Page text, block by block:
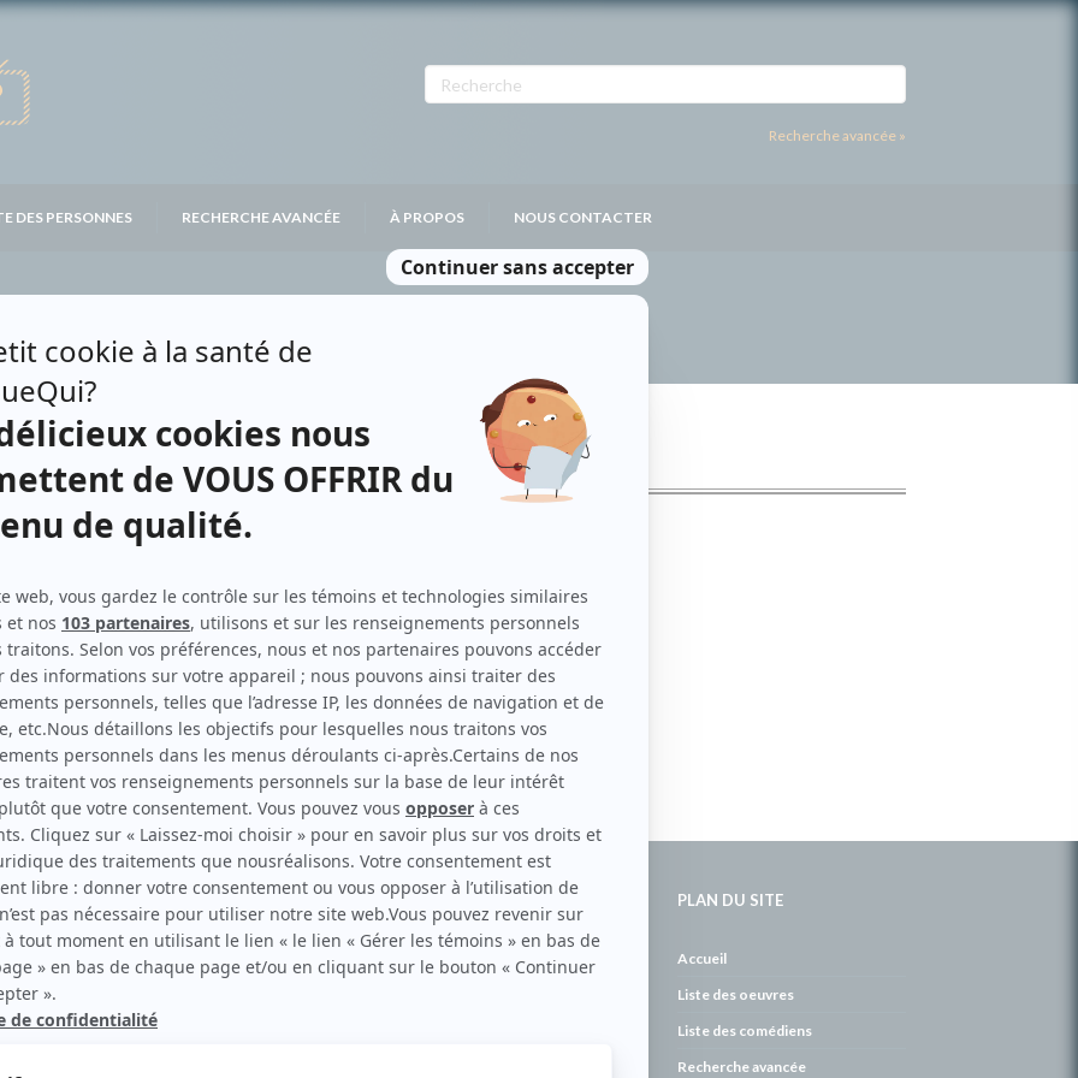
Recherche avancée »
DES PERSONNES RECHERCHE AVANCÉE À PROPOS NOUS CONTACTER
Personnages
La Maison-Bleue(Animateur de CBC)
Urban Angel(Michel Fortin)
Le grand remous( Ron Smith )
Lance et compte I-II-III(Gilles Champagne)
carbure à son petit écran. Celui qu’on surnomme parfois «l’encyclopédie de
à 2001. Sa spécialité: la télé québécoise. On peut l’entendre régulièrement
PLAN DU SITE
Accueil
Liste des oeuvres
Liste des comédiens
Recherche avancée